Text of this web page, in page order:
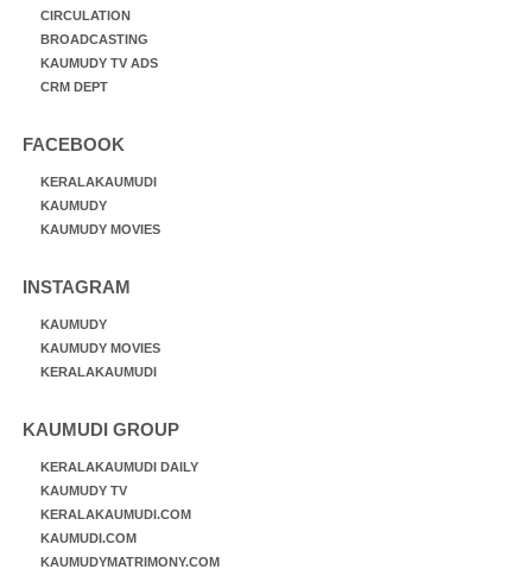
CIRCULATION
BROADCASTING
KAUMUDY TV ADS
CRM DEPT
FACEBOOK
KERALAKAUMUDI
KAUMUDY
KAUMUDY MOVIES
INSTAGRAM
KAUMUDY
KAUMUDY MOVIES
KERALAKAUMUDI
KAUMUDI GROUP
KERALAKAUMUDI DAILY
KAUMUDY TV
KERALAKAUMUDI.COM
KAUMUDI.COM
KAUMUDYMATRIMONY.COM